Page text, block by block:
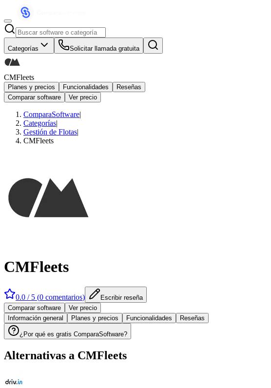
Categorías Solicitar llamada gratuita
CMFleets
Planes y precios Funcionalidades
Reseñas
Comparar software
Ver precio
ComparaSoftware|
Categorías|
Gestión de Flotas|
CMFleets
CMFleets
0.0 / 5 (0 comentarios)
Escribir reseña
Comparar software
Ver precio
Información general
Planes y precios Funcionalidades Reseñas
¿Por qué es gratis ComparaSoftware?
Alternativas a CMFleets